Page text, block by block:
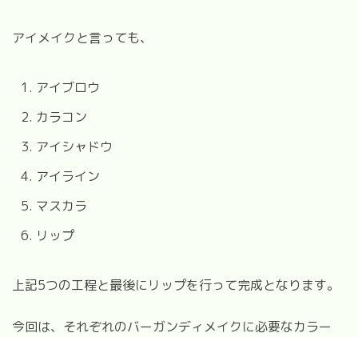
アイメイクと言っても、
アイブロウ
カラコン
アイシャドウ
アイライン
マスカラ
リップ
上記5つの工程と最後にリップを行って完成となります。
今回は、それぞれのバーガンディメイクに必要なカラー